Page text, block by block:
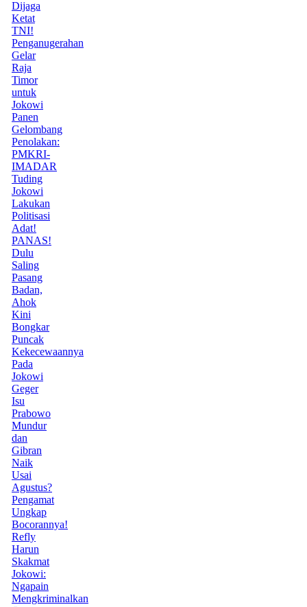
Dijaga
Ketat
TNI!
Penganugerahan
Gelar
Raja
Timor
untuk
Jokowi
Panen
Gelombang
Penolakan:
PMKRI-
IMADAR
Tuding
Jokowi
Lakukan
Politisasi
Adat!
PANAS!
Dulu
Saling
Pasang
Badan,
Ahok
Kini
Bongkar
Puncak
Kekecewaannya
Pada
Jokowi
Geger
Isu
Prabowo
Mundur
dan
Gibran
Naik
Usai
Agustus?
Pengamat
Ungkap
Bocorannya!
Refly
Harun
Skakmat
Jokowi:
Ngapain
Mengkriminalkan